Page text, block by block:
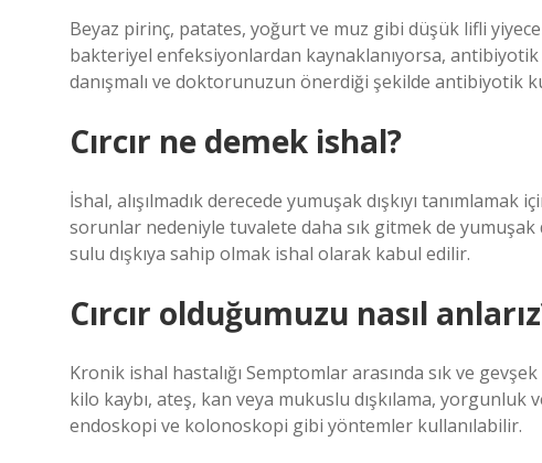
Beyaz pirinç, patates, yoğurt ve muz gibi düşük lifli
bakteriyel enfeksiyonlardan kaynaklanıyorsa,
danışmalı ve doktorunuzun önerdiği şekilde antibiyotik
Cırcır ne demek ishal?
İshal, alışılmadık derecede yumuşak dışkıyı
sorunlar nedeniyle tuvalete daha sık gitmek de
sulu dışkıya sahip olmak ishal olarak kabul edilir.
Cırcır olduğumuzu nasıl
Kronik ishal hastalığı Semptomlar arasında sık ve
kilo kaybı, ateş, kan veya mukuslu dışkılama,
endoskopi ve kolonoskopi gibi yöntemler kullanılabilir.